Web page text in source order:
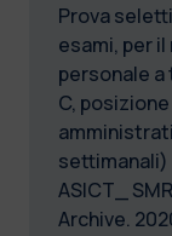
Prova
esami, per
personale
C,
settimanali)
ASICT_
Archive.